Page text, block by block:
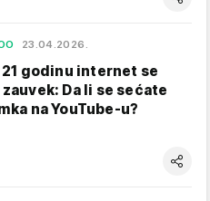
23.04.2026.
godinu internet se
Da li se sećate
na YouTube-u?